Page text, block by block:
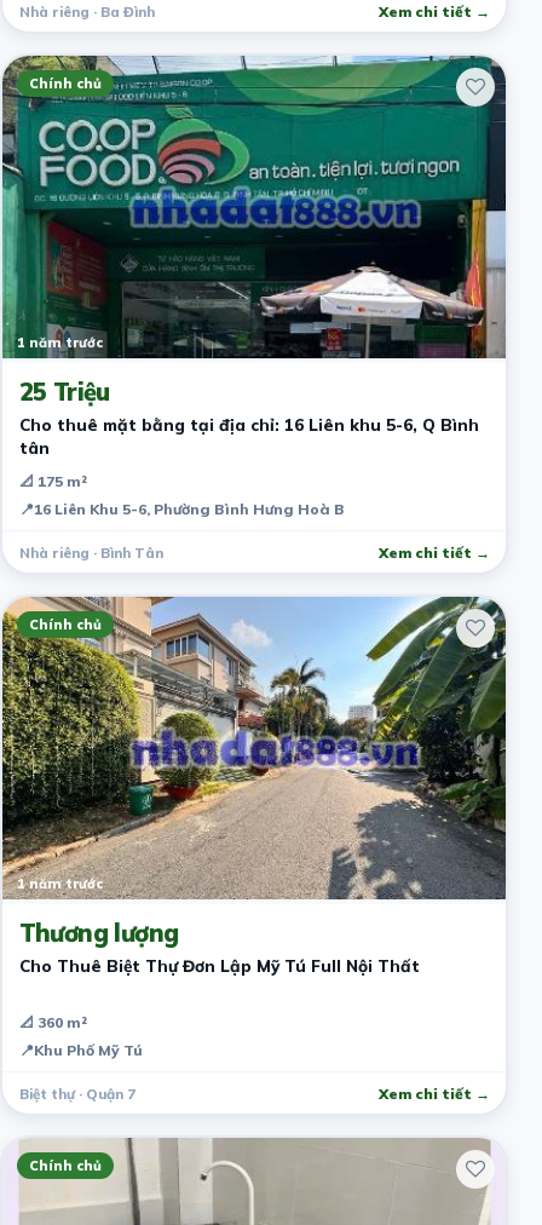
Nhà riêng · Ba Đình Xem chi tiết →
Chính chủ
1 năm trước
25 Triệu
Cho thuê mặt bằng tại địa chỉ: 16 Liên khu 5-6, Q Bình
tân
📐 175 m²
📍16 Liên Khu 5-6, Phường Bình Hưng Hoà B
Nhà riêng · Bình Tân Xem chi tiết →
Chính chủ
1 năm trước
Thương lượng
Cho Thuê Biệt Thự Đơn Lập Mỹ Tú Full Nội Thất
📐 360 m²
📍Khu Phố Mỹ Tú
Biệt thự · Quận 7 Xem chi tiết →
Chính chủ